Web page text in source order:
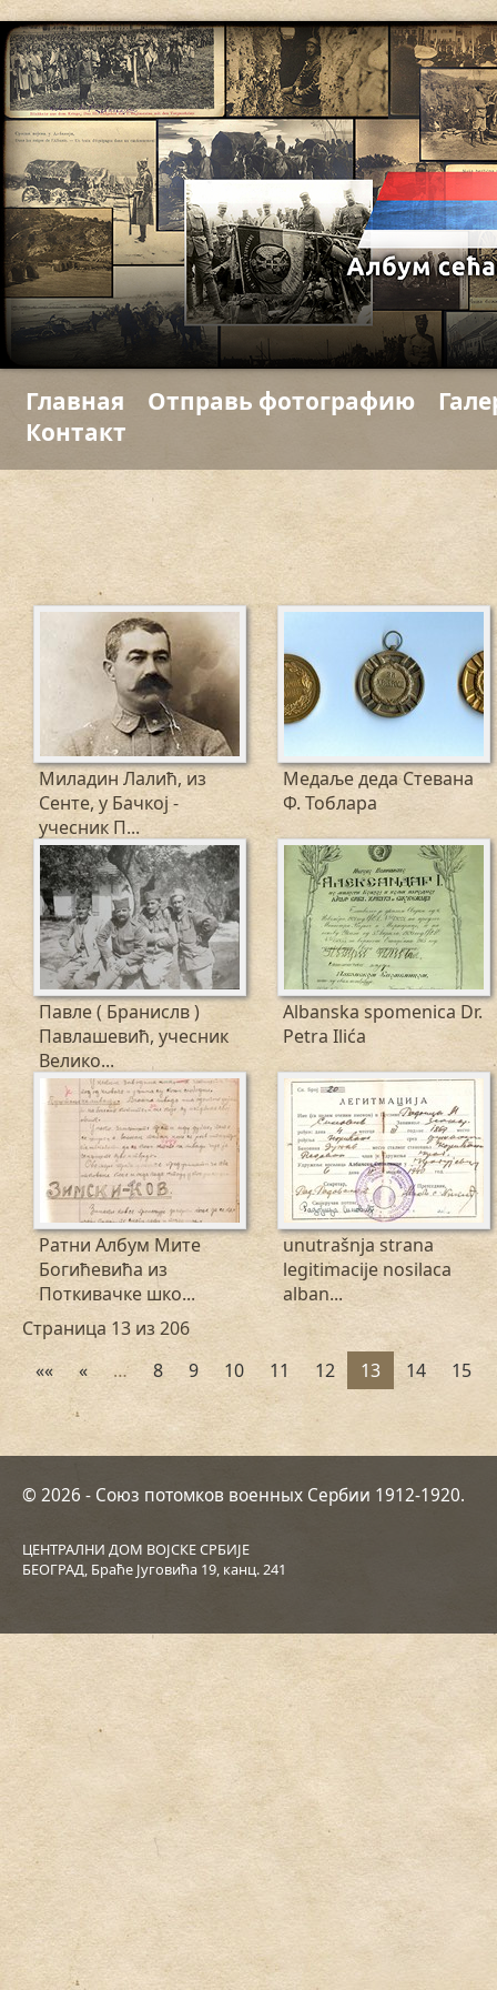
Главная Отправь фотографию
Контакт
Миладин Лалић, из
Сенте, у Бачкој -
учесник П...
Медаље деда Стевана
Ф. Тоблара
Павле ( Бранислв )
Павлашевић, учесник
Велико...
Albanska spomenica Dr.
Petra Ilića
Ратни Албум Мите
Богићевића из
Поткивачке шко...
unutrašnja strana
legitimacije nosilaca
alban...
Страница 13 из 206
««
« … 8 9 10 11 12 13 14 15
© 2026 - Союз потомков военных Сербии 1912-1920.
ЦЕНТРАЛНИ ДОМ ВОЈСКЕ СРБИЈЕ
БЕОГРАД, Браће Југовића 19, канц. 241